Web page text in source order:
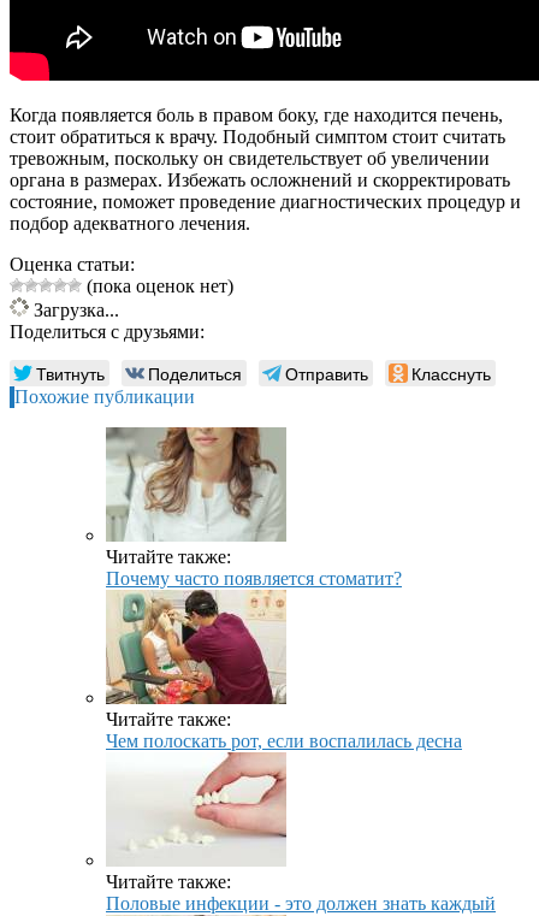
Когда появляется боль в правом боку, где находится печень,
стоит обратиться к врачу. Подобный симптом стоит считать
тревожным, поскольку он свидетельствует об увеличении
органа в размерах. Избежать осложнений и скорректировать
состояние, поможет проведение диагностических процедур и
подбор адекватного лечения.
Оценка статьи:
(пока оценок нет)
Загрузка...
Поделиться с друзьями:
Твитнуть Поделиться Отправить Класснуть
Похожие публикации
Читайте также:
Почему часто появляется стоматит?
Читайте также:
Чем полоскать рот, если воспалилась десна
Читайте также:
Половые инфекции - это должен знать каждый